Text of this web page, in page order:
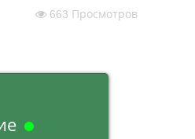
663 Просмотров